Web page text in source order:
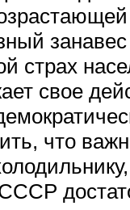
страх
свое
что